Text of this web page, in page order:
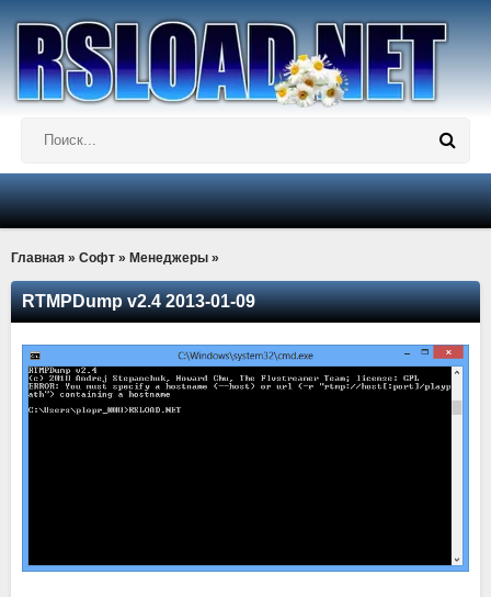
Главная » Софт » Менеджеры »
RTMPDump v2.4 2013-01-09